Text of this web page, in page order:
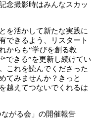
念撮影時はみんなスカッ
を活かして新たな実践に
できるよう、リスタート
からも“学びを創る教
できる”を更新し続けてい
これを読んでくださった
てみませんか？きっと
越えてつないでくれるは
がる会」の開催報告